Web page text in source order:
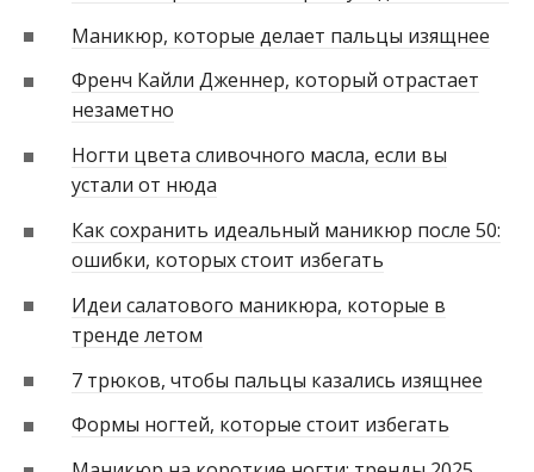
Маникюр, которые делает пальцы изящнее
Френч Кайли Дженнер, который отрастает
незаметно
Ногти цвета сливочного масла, если вы
устали от нюда
Как сохранить идеальный маникюр после 50:
ошибки, которых стоит избегать
Идеи салатового маникюра, которые в
тренде летом
7 трюков, чтобы пальцы казались изящнее
Формы ногтей, которые стоит избегать